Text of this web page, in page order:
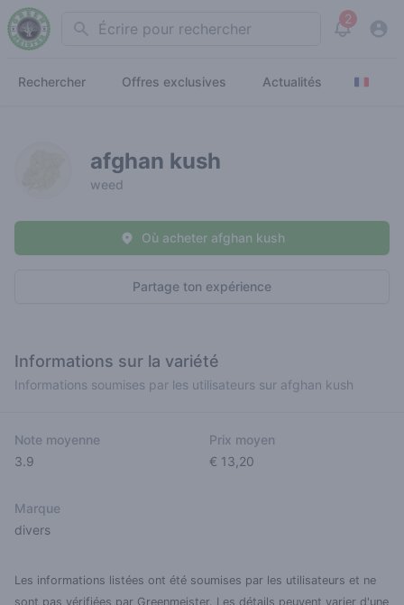
Search 2
View
Rechercher Offres exclusives Actualités
afghan kush
weed
Partage ton expérience
Où acheter afghan kush
Informations sur la variété
Informations soumises par les utilisateurs sur afghan kush
Note moyenne
3.9
Prix moyen
€ 13,20
Marque
divers
Les informations listées ont été soumises par les utilisateurs et ne
sont pas vérifiées par Greenmeister. Les détails peuvent varier d'une